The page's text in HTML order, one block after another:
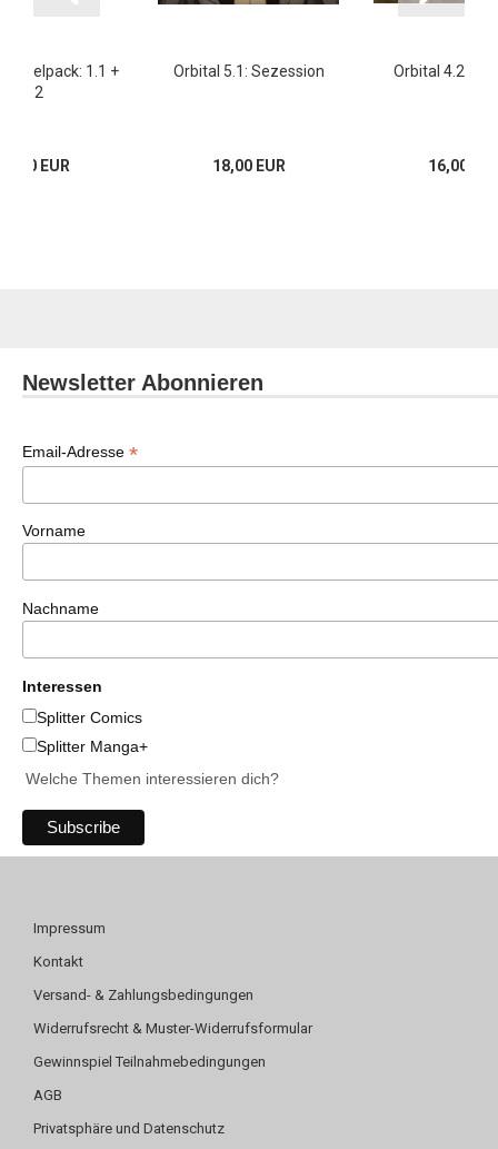
1.1 +
1.2
EUR
Orbital 5.1: Sezession
18,00 EUR
Orbital 4.2:
16,00
Newsletter Abonnieren
Email-Adresse *
Vorname
Nachname
Interessen
Splitter Comics
Splitter Manga+
Welche Themen interessieren dich?
Impressum
Kontakt
Versand- & Zahlungsbedingungen
Widerrufsrecht & Muster-Widerrufsformular
Gewinnspiel Teilnahmebedingungen
AGB
Privatsphäre und Datenschutz